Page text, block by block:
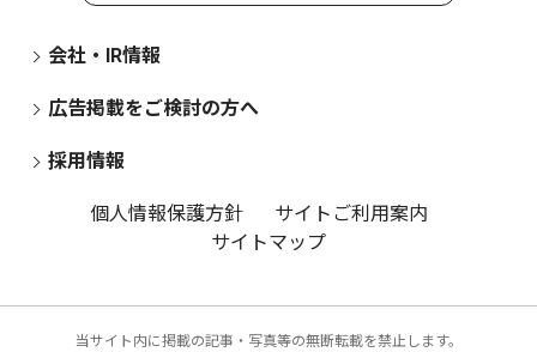
会社・IR情報
広告掲載をご検討の方へ
採用情報
個人情報保護方針
サイトご利用案内
サイトマップ
当サイト内に掲載の記事・写真等の無断転載を禁止します。